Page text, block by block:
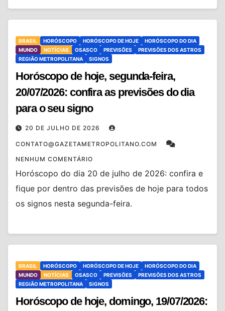
BRASIL HORÓSCOPO HORÓSCOPO DE HOJE
HORÓSCOPO DO DIA
MUNDO
NOTÍCIAS OSASCO PREVISÕES
PREVISÕES DOS ASTROS
REGIÃO METROPOLITANA
SIGNOS
Horóscopo de hoje, segunda-feira,
20/07/2026: confira as previsões do dia
para o seu signo
20 DE JULHO DE 2026
CONTATO@GAZETAMETROPOLITANO.COM
NENHUM COMENTÁRIO
Horóscopo do dia 20 de julho de 2026: confira e
fique por dentro das previsões de hoje para todos
os signos nesta segunda-feira.
BRASIL HORÓSCOPO HORÓSCOPO DE HOJE
HORÓSCOPO DO DIA
MUNDO
NOTÍCIAS OSASCO PREVISÕES
PREVISÕES DOS ASTROS
REGIÃO METROPOLITANA
SIGNOS
Horóscopo de hoje, domingo, 19/07/2026: